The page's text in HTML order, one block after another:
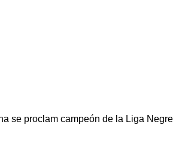
se proclam campeón de la Liga